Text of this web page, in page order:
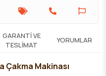
GARANTI VE
TESLIMAT
YORUMLAR
Çakma Makinası